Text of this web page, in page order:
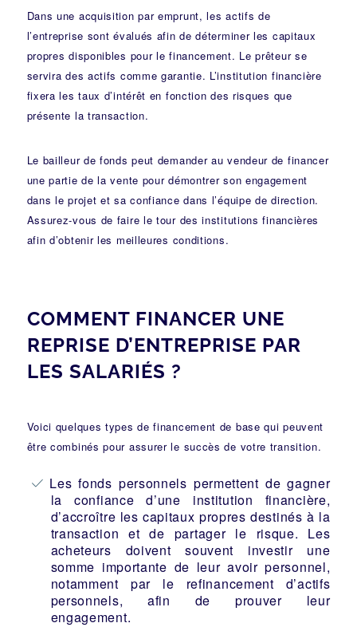
Dans une acquisition par emprunt, les actifs de
l’entreprise sont évalués afin de déterminer les capitaux
propres disponibles pour le financement. Le prêteur se
servira des actifs comme garantie. L’institution financière
fixera les taux d’intérêt en fonction des risques que
présente la transaction.
Le bailleur de fonds peut demander au vendeur de financer
une partie de la vente pour démontrer son engagement
dans le projet et sa confiance dans l’équipe de direction.
Assurez-vous de faire le tour des institutions financières
afin d’obtenir les meilleures conditions.
COMMENT FINANCER UNE
REPRISE D’ENTREPRISE PAR
LES SALARIÉS ?
Voici quelques types de financement de base qui peuvent
être combinés pour assurer le succès de votre transition.
Les fonds personnels permettent de gagner
la confiance d’une institution financière,
d’accroître les capitaux propres destinés à la
transaction et de partager le risque. Les
acheteurs doivent souvent investir une
somme importante de leur avoir personnel,
notamment par le refinancement d’actifs
personnels, afin de prouver leur
engagement.